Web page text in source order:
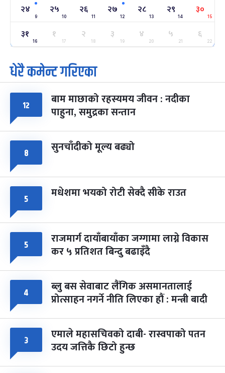
सोम फाल्गुन २४, २०८३- Mar 8, 2027
२५
मंगल
ग्याल्पो ल्होसार
फाल्गुन २५, २०८३ Mar 9, 2027
७ महिना बाँकी
७
आइत
पूर्णिमा व्रत
चैत्र ७, २०८३-
८
सोम
फागुपूर्णिमा
चैत्र ८, २०८३-Mar 22, 2027
७ महिना बाँकी
२४
9
२५
10
२६
11
२७
12
२८
13
२९
14
३०
15
३१
16
१
17
२
18
३
19
४
20
५
21
६
22
धेरै कमेन्ट गरिएका
१२ बाम माछाको रहस्यमय जीवन : नदीका
पाहुना, समुद्रका सन्तान
८ सुनचाँदीको मूल्य बढ्यो
५ मधेशमा भयको रोटी सेक्दै सीके राउत
५ राजमार्ग दायाँबायाँका जग्गामा लाग्ने विकास
कर ५ प्रतिशत बिन्दु बढाइँदै
४ ब्लु बस सेवाबाट लैंगिक असमानतालाई
प्रोत्साहन नगर्ने नीति लिएका हौं : मन्त्री बादी
३ एमाले महासचिवको दाबी- रास्वपाको पतन
उदय जत्तिकै छिटो हुन्छ